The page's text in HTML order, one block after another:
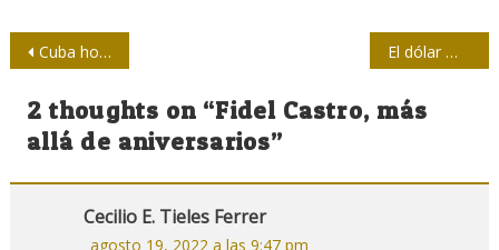
Navegación
de
entradas
Cuba honra El dólar mediático: Un arma para la guerra económica contra Cuba.
2 thoughts on “Fidel Castro, más
allá de aniversarios”
Cecilio E. Tieles Ferrer
agosto 19, 2022 a las 9:47 pm